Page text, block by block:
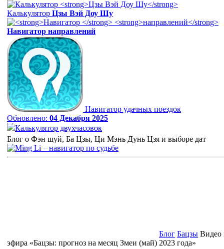
Калькулятор Цзы Вэй Доу Шу
Навигатор направлений
Навигатор удачных поездок
Обновлено: 04 Декабря 2025
Калькулятор двухчасовок
Блог о Фэн шуй, Ба Цзы, Ци Мэнь Дунь Цзя и выборе дат
Блог Бацзы Видео
эфира «Бацзы: прогноз на месяц Змеи (май) 2023 года»